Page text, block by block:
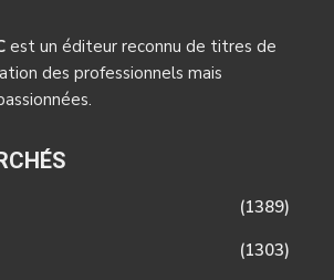
est un éditeur reconnu de titres de
des professionnels mais
(1389)
(1303)